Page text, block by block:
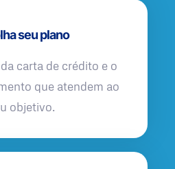
seu plano
carta de crédito e o
que atendem ao
objetivo.